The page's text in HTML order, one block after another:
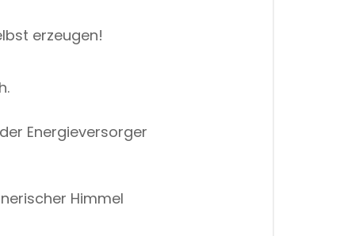
erzeugen!
Energieversorger
Himmel